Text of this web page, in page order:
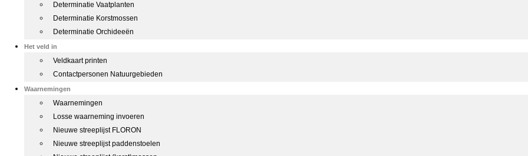
Determinatie Vaatplanten
Determinatie Korstmossen
Determinatie Orchideeën
Het veld in
Veldkaart printen
Contactpersonen Natuurgebieden
Waarnemingen
Waarnemingen
Losse waarneming invoeren
Nieuwe streeplijst FLORON
Nieuwe streeplijst paddenstoelen